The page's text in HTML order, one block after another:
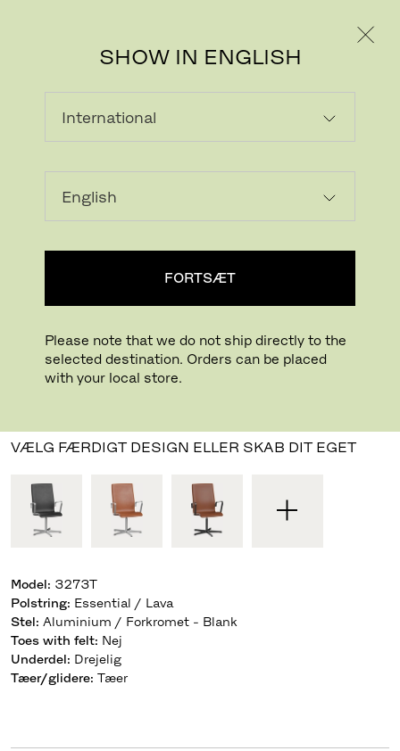
SHOW IN ENGLISH
FORTSÆT
Please note that we do not ship directly to the
selected destination. Orders can be placed
with your local store.
OXFORD™ KONTORSTOL
VÆLG FÆRDIGT DESIGN ELLER SKAB DIT EGET
Model: 3273T
Polstring: Essential / Lava
Stel: Aluminium / Forkromet - Blank
Toes with felt: Nej
Underdel: Drejelig
Tæer/glidere: Tæer